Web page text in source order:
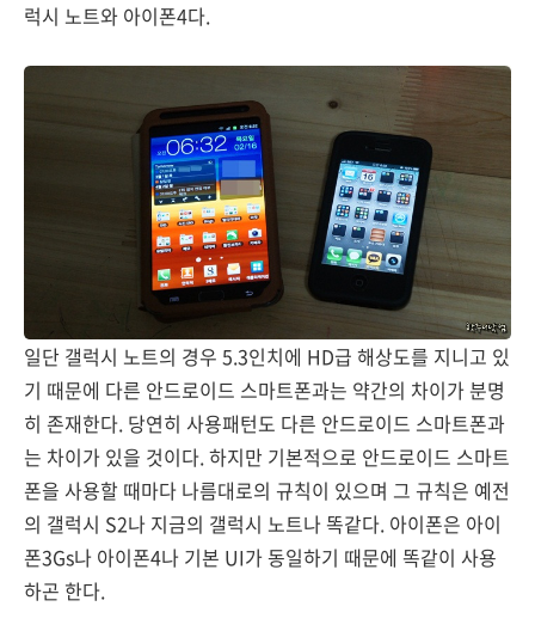
럭시 노트와 아이폰4다.
일단 갤럭시 노트의 경우 5.3인치에 HD급 해상도를 지니고 있
기 때문에 다른 안드로이드 스마트폰과는 약간의 차이가 분명
히 존재한다. 당연히 사용패턴도 다른 안드로이드 스마트폰과
는 차이가 있을 것이다. 하지만 기본적으로 안드로이드 스마트
폰을 사용할 때마다 나름대로의 규칙이 있으며 그 규칙은 예전
의 갤럭시 S2나 지금의 갤럭시 노트나 똑같다. 아이폰은 아이
폰3Gs나 아이폰4나 기본 UI가 동일하기 때문에 똑같이 사용
하곤 한다.